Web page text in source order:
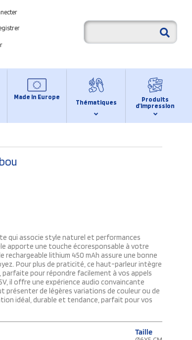
Made in Europe
Thématiques
Produits
d’impression
qui associe style naturel et performances
apporte une touche écoresponsable à votre
lithium 450 mAh assure une bonne
Pour plus de praticité, ce haut-parleur intègre
parfaite pour répondre facilement à vos appels
il offre une expérience audio convaincante
présenter de légères variations de couleur ou de
idéal, durable et tendance, parfait pour vos
Taille